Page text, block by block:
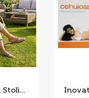
Nordijska fotelja Stolica za ljuljanje